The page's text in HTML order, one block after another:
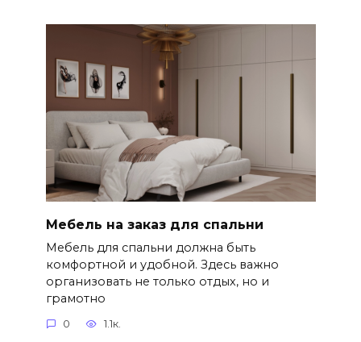
Мебель на заказ для спальни
Мебель для спальни должна быть
комфортной и удобной. Здесь важно
организовать не только отдых, но и
грамотно
0 1.1к.